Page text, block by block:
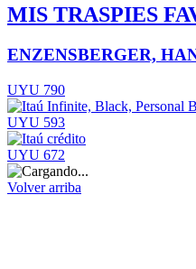
MIS TRASPIES
ENZENSBERGER,
UYU 790
UYU 593
UYU 672
Volver arriba